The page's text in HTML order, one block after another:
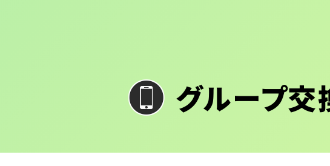
グループ交